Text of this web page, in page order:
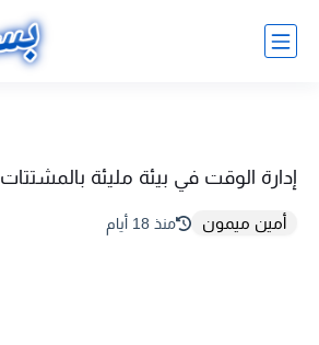
إدارة الوقت في بيئة مليئة بالمشتتات
أمين ميمون منذ 18 أيام